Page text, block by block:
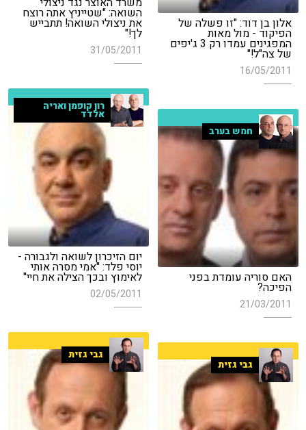
השואה: "שטייניץ אתה רוצח
את ניצולי השואה! תתבייש
לך!"
31/05/2011
אלון בן דוד: "זו פשלה של
הפיקוד - מול מאות
המפגינים עמדו רק 3 ג'יפים
של צה"ל!"
16/05/2011
רון קופמן ואריה
אלדד
יום הזיכרון לשואה ולגבורה -
יוסי פלד: "אמי מסרה אותי
לאימוץ ובכך הצילה את חיי"
02/05/2011
חמש בערב
האם סוריה עומדת בפני
הפיכה?
21/03/2011
גבי גזית
גבי גזית